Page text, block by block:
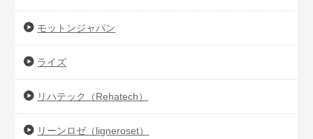
モットンジャパン
ライズ
リハテック（Rehatech）
リーンロゼ（ligneroset）